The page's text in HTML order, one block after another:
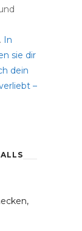
In
sie dir
dein
–